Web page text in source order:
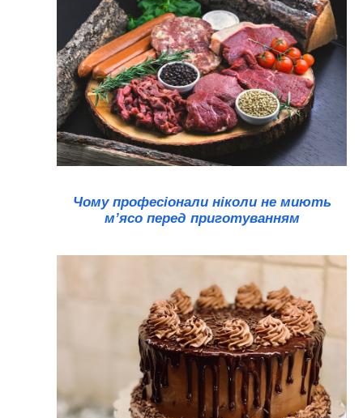
Чому професіонали ніколи не миють
м’ясо перед приготуванням